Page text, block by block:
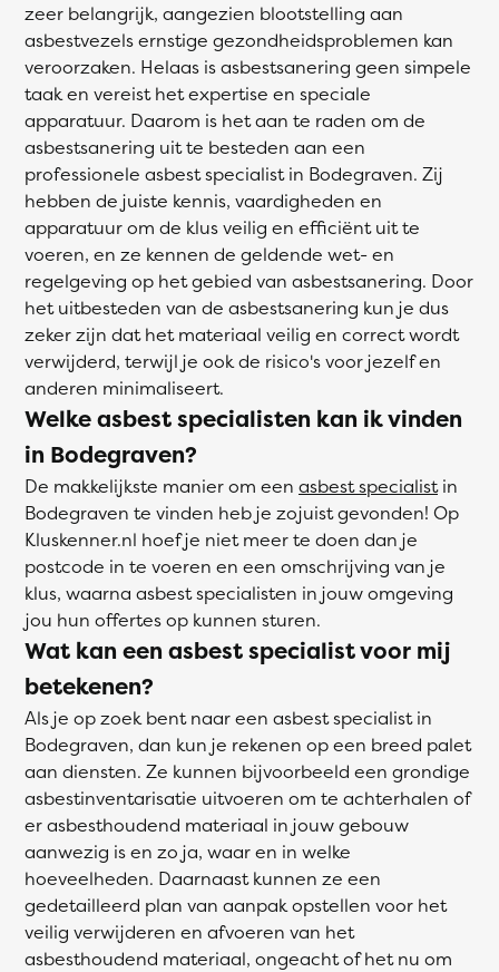
zeer belangrijk, aangezien blootstelling aan
asbestvezels ernstige gezondheidsproblemen kan
veroorzaken. Helaas is asbestsanering geen simpele
taak en vereist het expertise en speciale
apparatuur. Daarom is het aan te raden om de
asbestsanering uit te besteden aan een
professionele asbest specialist in Bodegraven. Zij
hebben de juiste kennis, vaardigheden en
apparatuur om de klus veilig en efficiënt uit te
voeren, en ze kennen de geldende wet- en
regelgeving op het gebied van asbestsanering. Door
het uitbesteden van de asbestsanering kun je dus
zeker zijn dat het materiaal veilig en correct wordt
verwijderd, terwijl je ook de risico's voor jezelf en
anderen minimaliseert.
Welke asbest specialisten kan ik vinden
in Bodegraven?
De makkelijkste manier om een asbest specialistin
Bodegraven te vinden heb je zojuist gevonden! Op
Kluskenner.nl hoef je niet meer te doen dan je
postcode in te voeren en een omschrijving van je
klus, waarna asbest specialisten in jouw omgeving
jou hun offertes op kunnen sturen.
Wat kan een asbest specialist voor mij
betekenen?
Als je op zoek bent naar een asbest specialist in
Bodegraven, dan kun je rekenen op een breed palet
aan diensten. Ze kunnen bijvoorbeeld een grondige
asbestinventarisatie uitvoeren om te achterhalen of
er asbesthoudend materiaal in jouw gebouw
aanwezig is en zo ja, waar en in welke
hoeveelheden. Daarnaast kunnen ze een
gedetailleerd plan van aanpak opstellen voor het
veilig verwijderen en afvoeren van het
asbesthoudend materiaal, ongeacht of het nu om